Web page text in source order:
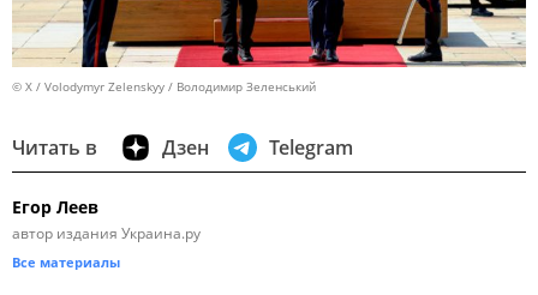
© X / Volodymyr Zelenskyy / Володимир Зеленський
Читать в Дзен Telegram
Егор Леев
автор издания Украина.ру
Все материалы